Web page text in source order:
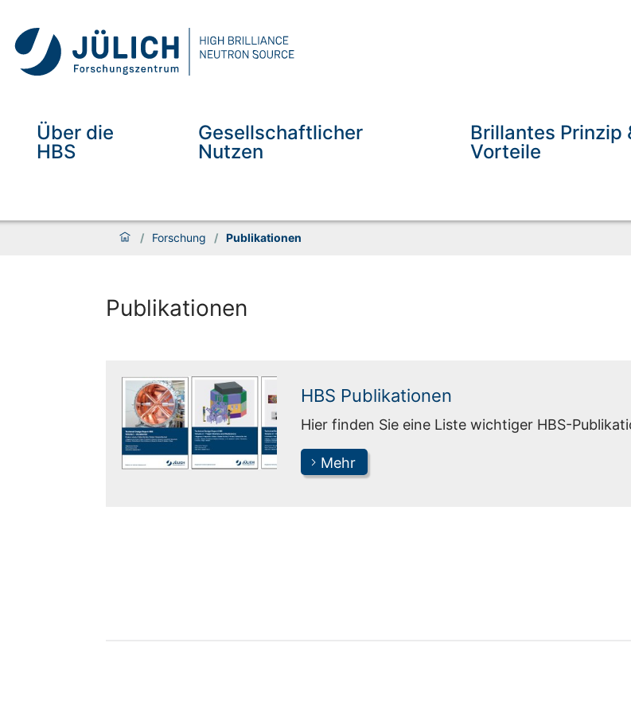
Über die
HBS
Gesellschaftlicher
Nutzen
Brillantes Prinzip
Vorteile
/ Forschung / Publikationen
Publikationen
HBS Publikationen
Hier finden Sie eine Liste wichtiger HBS-
Mehr